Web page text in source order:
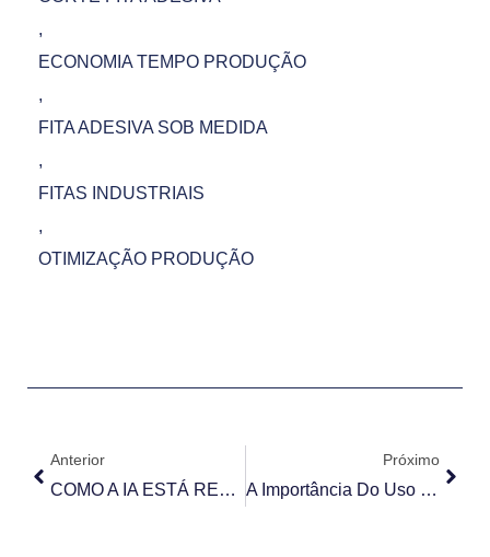
,
ECONOMIA TEMPO PRODUÇÃO
,
FITA ADESIVA SOB MEDIDA
,
FITAS INDUSTRIAIS
,
OTIMIZAÇÃO PRODUÇÃO
Anterior
COMO A IA ESTÁ REVOLUCIONANDO AS VENDAS NASEMPRESAS: O FUTURO DA PROSPECÇÃO E ATENDIMENTO
Próximo
A Importância Do Uso Do Primer Na Instalação Do ACM